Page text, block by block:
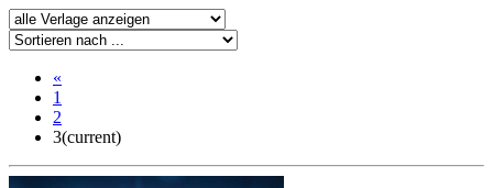
«
1
2
3(current)